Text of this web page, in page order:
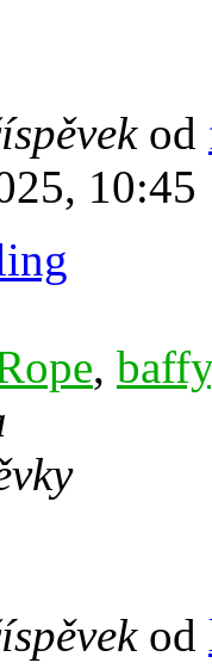
od
10:45
, baffy
od